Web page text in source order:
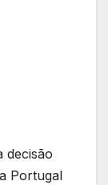
decisão
Portugal